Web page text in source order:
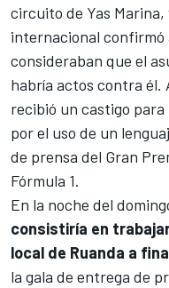
circuito de Yas Marina,
internacional confirmó
consideraban que el
habría actos contra él.
recibió un castigo
por el uso de un
de prensa del Gran
Fórmula 1.
En la noche del
consistiría en
local de Ruanda a
la gala de entrega de